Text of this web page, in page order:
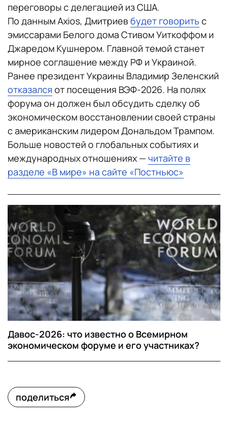
переговоры с делегацией из США.
По данным Axios, Дмитриев будет говорить с
эмиссарами Белого дома Стивом Уиткоффом и
Джаредом Кушнером. Главной темой станет
мирное соглашение между РФ и Украиной.
Ранее президент Украины Владимир Зеленский
отказался от посещения ВЭФ-2026. На полях
форума он должен был обсудить сделку об
экономическом восстановлении своей страны
с американским лидером Дональдом Трампом.
Больше новостей о глобальных событиях и
международных отношениях — читайте в
разделе «В мире» на сайте «Постньюс»
Давос-2026: что известно о Всемирном
экономическом форуме и его участниках?
поделиться